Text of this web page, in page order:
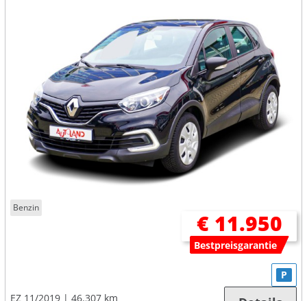
Benzin
€ 11.950
Bestpreisgarantie
EZ 11/2019
46.307 km
P